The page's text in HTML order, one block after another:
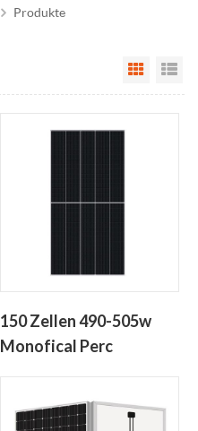
Produkte
Grid
150 Zellen 490-505w
Monofical Perc